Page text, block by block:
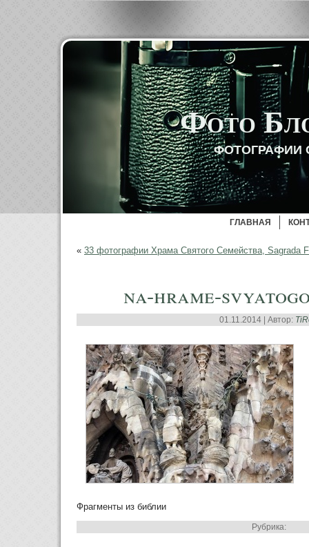
Фото
ФОТОГРАФИИ
ГЛАВНАЯ
« 33 фотографии Храма Святого Семейства, Sagrada
na-hrame-
01.11.2014 | Автор:
Фрагменты из библии
Рубрика: